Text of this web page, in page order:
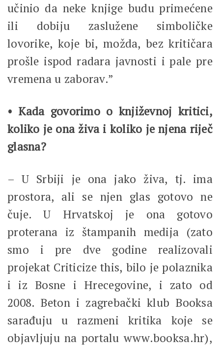
učinio da neke knjige budu primećene
ili dobiju zaslužene simboličke
lovorike, koje bi, možda, bez kritičara
prošle ispod radara javnosti i pale pre
vremena u zaborav.”
• Kada govorimo o književnoj kritici,
koliko je ona živa i koliko je njena riječ
glasna?
– U Srbiji je ona jako živa, tj. ima
prostora, ali se njen glas gotovo ne
čuje. U Hrvatskoj je ona gotovo
proterana iz štampanih medija (zato
smo i pre dve godine realizovali
projekat Criticize this, bilo je polaznika
i iz Bosne i Hrecegovine, i zato od
2008. Beton i zagrebački klub Booksa
sarađuju u razmeni kritika koje se
objavljuju na portalu www.booksa.hr),